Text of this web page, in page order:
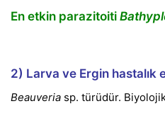
En etkin parazitoiti
2) Larva ve Ergin hastalık
Beauveria sp. türüdür.